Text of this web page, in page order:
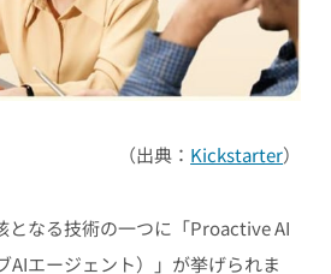
（出典： Kickstarter）
となる技術の一つに「Proactive AI
AIエージェント）」が挙げられま